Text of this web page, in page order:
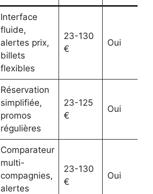
Interface
fluide,
alertes prix,
billets
flexibles
23-130
€
Oui
Réservation
simplifiée,
promos
régulières
23-125
€
Oui
Comparateur
multi-
compagnies,
alertes
23-130
€
Oui